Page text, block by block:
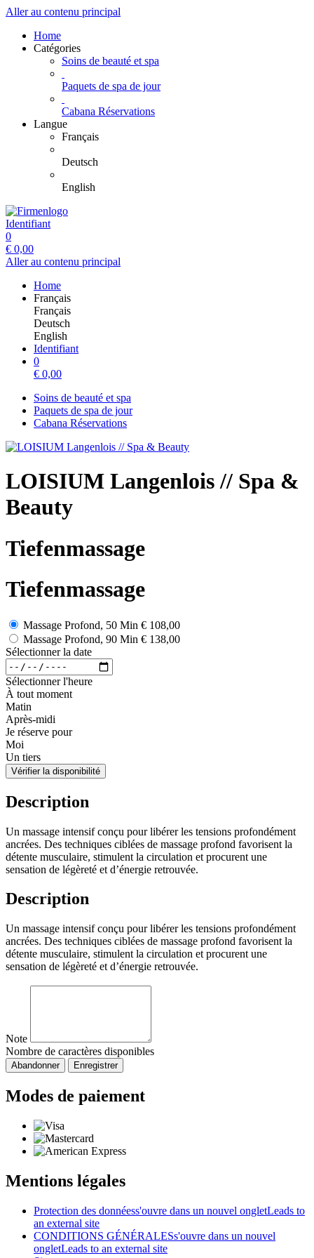
Aller au contenu principal
Home
Catégories
Soins de beauté et spa
Paquets de spa de jour
Cabana Réservations
Langue
Français
Deutsch
English
Identifiant
0
€ 0,00
Aller au contenu principal
Home
Français
Français
Deutsch
English
Identifiant
0
€ 0,00
Soins de beauté et spa
Paquets de spa de jour
Cabana Réservations
LOISIUM Langenlois // Spa &
Beauty
Tiefenmassage
Tiefenmassage
Massage Profond, 50 Min € 108,00
Massage Profond, 90 Min € 138,00
Sélectionner la date
Sélectionner l'heure
À tout moment
Matin
Après-midi
Je réserve pour
Moi
Un tiers
Vérifier la disponibilité
Description
Un massage intensif conçu pour libérer les tensions profondément
ancrées. Des techniques ciblées de massage profond favorisent la
détente musculaire, stimulent la circulation et procurent une
sensation de légèreté et d’énergie retrouvée.
Description
Un massage intensif conçu pour libérer les tensions profondément
ancrées. Des techniques ciblées de massage profond favorisent la
détente musculaire, stimulent la circulation et procurent une
sensation de légèreté et d’énergie retrouvée.
Note
Nombre de caractères disponibles
Abandonner Enregistrer
Modes de paiement
Mentions légales
Protection des donnéess'ouvre dans un nouvel ongletLeads to
an external site
CONDITIONS GÉNÉRALESs'ouvre dans un nouvel
ongletLeads to an external site